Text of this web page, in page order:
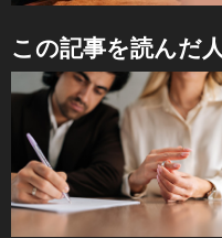
この記事を読んだ